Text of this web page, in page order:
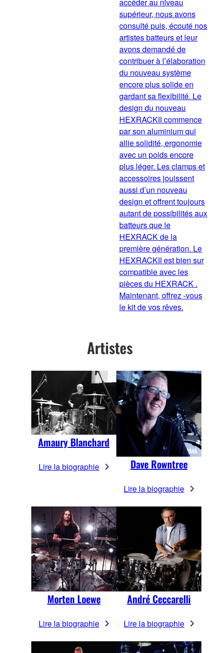
supérieur, nous avons
consulté puis, écouté nos
artistes batteurs et leur
avons demandé de
contribuer à l’élaboration
du nouveau système
encore plus solide en
gardant sa flexibilité. Le
design du nouveau
HEXRACKII commence
par son aluminium qui
allie solidité, ergonomie
avec un poids encore
plus léger. Les clamps et
accessoires jouissent
aussi d’un nouveau
design et offrent toujours
autant de possibilités aux
batteurs que le
HEXRACK de la
première génération. Le
HEXRACKII est bien sur
compatible avec les
pièces du HEXRACK .
Maintenant, offrez -vous
le kit de vos rêves.
Artistes
Amaury Blanchard
Lire la biographie Dave Rowntree
Lire la biographie
Morten Loewe
Lire la biographie
André Ceccarelli
Lire la biographie